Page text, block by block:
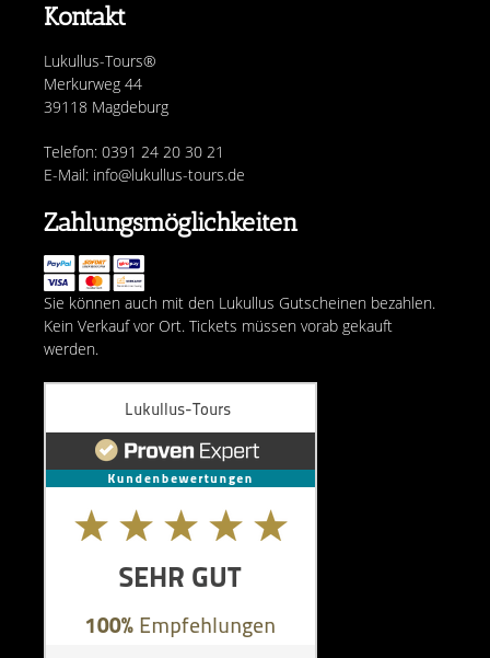
Kontakt
Lukullus-Tours®
Merkurweg 44
39118 Magdeburg
Telefon: 0391 24 20 30 21
E-Mail: info@lukullus-tours.de
Zahlungsmöglichkeiten
Sie können auch mit den Lukullus Gutscheinen bezahlen.
Kein Verkauf vor Ort. Tickets müssen vorab gekauft
werden.